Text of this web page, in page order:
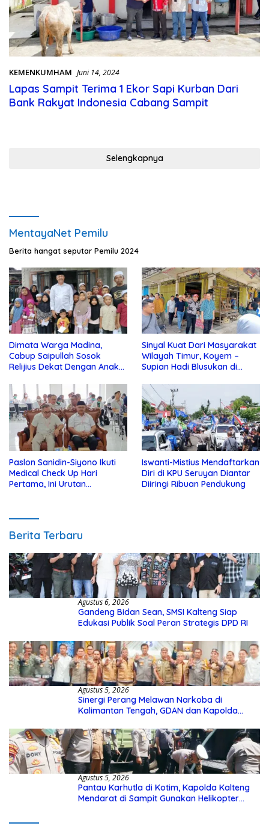
KEMENKUMHAM Juni 14, 2024
Lapas Sampit Terima 1 Ekor Sapi Kurban Dari
Bank Rakyat Indonesia Cabang Sampit
Selengkapnya
MentayaNet Pemilu
Berita hangat seputar Pemilu 2024
Dimata Warga Madina,
Cabup Saipullah Sosok
Relijius Dekat Dengan Anak
Sinyal Kuat Dari Masyarakat
Wilayah Timur, Koyem –
Supian Hadi Blusukan di
Paslon Sanidin-Siyono Ikuti
Medical Check Up Hari
Pertama, Ini Urutan
Iswanti-Mistius Mendaftarkan
Diri di KPU Seruyan Diantar
Diiringi Ribuan Pendukung
Berita Terbaru
Agustus 6, 2026
Gandeng Bidan Sean, SMSI Kalteng Siap
Edukasi Publik Soal Peran Strategis DPD RI
Agustus 5, 2026
Sinergi Perang Melawan Narkoba di
Kalimantan Tengah, GDAN dan Kapolda
Agustus 5, 2026
Pantau Karhutla di Kotim, Kapolda Kalteng
Mendarat di Sampit Gunakan Helikopter